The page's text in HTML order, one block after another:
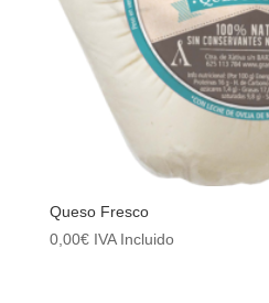
Queso Fresco
0,00€ IVA Incluido